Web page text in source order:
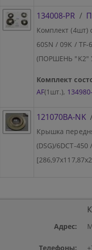
134008-PR /
Комплект (4шт)
60SN / 09K /
(ПОРШЕНЬ
Комплект
AF(1шт.),
121070BA-NK
Крышка
(DSG)/6DCT-
Адрес:
Телефоны: